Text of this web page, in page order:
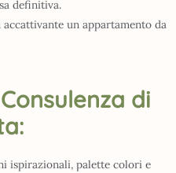
definitiva.
un appartamento da
di
ispirazionali, palette colori e